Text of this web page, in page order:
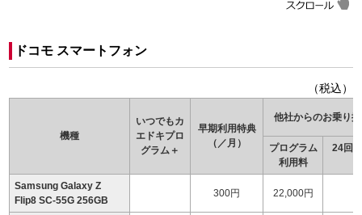
ドコモ スマートフォン
（税込）
機種
いつでもカ
エドキプロ
グラム＋
早期利用特典
（／月）
他社からのお乗り
プログラム
利用料
24回
Samsung Galaxy Z
Flip8 SC-55G 256GB
300円 22,000円